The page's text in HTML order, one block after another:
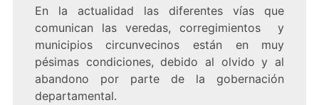
En la actualidad las diferentes vías que
comunican las veredas, corregimientos y
municipios circunvecinos están en muy
pésimas condiciones, debido al olvido y al
abandono por parte de la gobernación
departamental.